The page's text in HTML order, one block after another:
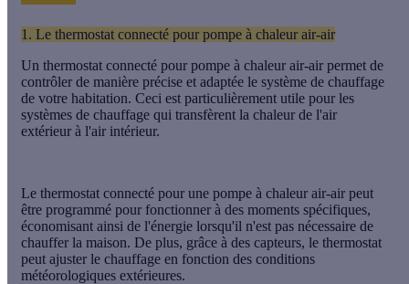
1. Le thermostat connecté pour pompe à chaleur air-air
Un thermostat connecté pour pompe à chaleur air-air permet de
contrôler de manière précise et adaptée le système de chauffage
de votre habitation. Ceci est particulièrement utile pour les
systèmes de chauffage qui transfèrent la chaleur de l'air
extérieur à l'air intérieur.
Le thermostat connecté pour une pompe à chaleur air-air peut
être programmé pour fonctionner à des moments spécifiques,
économisant ainsi de l'énergie lorsqu'il n'est pas nécessaire de
chauffer la maison. De plus, grâce à des capteurs, le thermostat
peut ajuster le chauffage en fonction des conditions
météorologiques extérieures.